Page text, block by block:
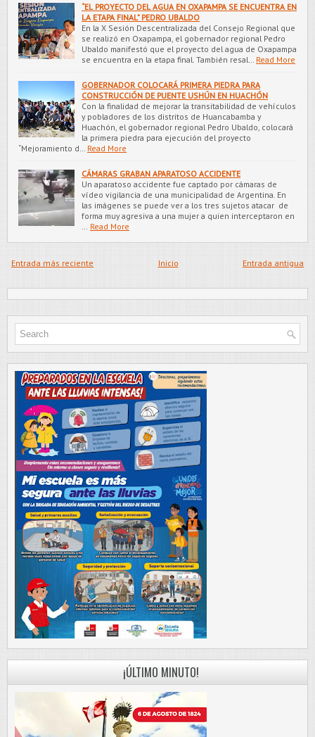
“EL PROYECTO DEL AGUA EN OXAPAMPA SE ENCUENTRA EN
LA ETAPA FINAL” PEDRO UBALDO
En la X Sesión Descentralizada del Consejo Regional que
se realizó en Oxapampa, el gobernador regional Pedro
Ubaldo manifestó que el proyecto del agua de Oxapampa
se encuentra en la etapa final. También resal…
Read More
GOBERNADOR COLOCARÁ PRIMERA PIEDRA PARA
CONSTRUCCIÓN DE PUENTE USHÚN EN HUACHÓN
Con la finalidad de mejorar la transitabilidad de vehículos
y pobladores de los distritos de Huancabamba y
Huachón, el gobernador regional Pedro Ubaldo, colocará
la primera piedra para ejecución del proyecto
“Mejoramiento d…
Read More
CÁMARAS GRABAN APARATOSO ACCIDENTE
Un aparatoso accidente fue captado por cámaras de
vídeo vigilancia de una municipalidad de Argentina. En
las imágenes se puede ver a los tres sujetos atacar de
forma muy agresiva a una mujer a quien interceptaron en
Read More
Entrada más reciente Entrada antigua
Inicio
¡ÚLTIMO MINUTO!